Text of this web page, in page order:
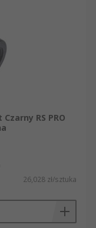
RS PRO
26,028 zł/sztuka